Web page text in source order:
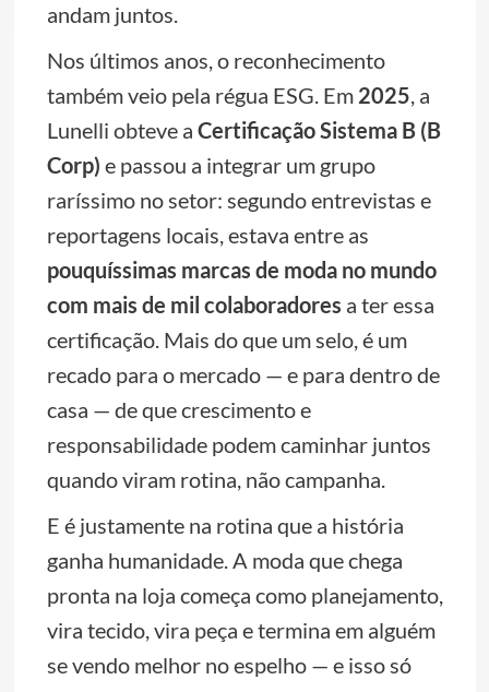
andam juntos.
Nos últimos anos, o reconhecimento
também veio pela régua ESG. Em 2025, a
Lunelli obteve a Certificação Sistema B (B
Corp) e passou a integrar um grupo
raríssimo no setor: segundo entrevistas e
reportagens locais, estava entre as
pouquíssimas marcas de moda no mundo
com mais de mil colaboradores a ter essa
certificação. Mais do que um selo, é um
recado para o mercado — e para dentro de
casa — de que crescimento e
responsabilidade podem caminhar juntos
quando viram rotina, não campanha.
E é justamente na rotina que a história
ganha humanidade. A moda que chega
pronta na loja começa como planejamento,
vira tecido, vira peça e termina em alguém
se vendo melhor no espelho — e isso só